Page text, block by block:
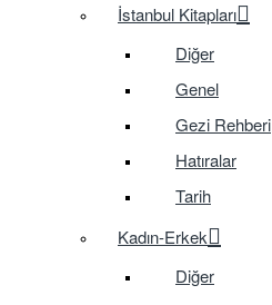
İstanbul Kitapları
Diğer
Genel
Gezi Rehberi
Hatıralar
Tarih
Kadın-Erkek
Diğer